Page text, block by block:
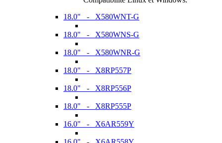
18.0" - X580WNT-G
18.0" - X580WNS-G
18.0" - X580WNR-G
18.0" - X8RP557P
18.0" - X8RP556P
18.0" - X8RP555P
16.0" - X6AR559Y